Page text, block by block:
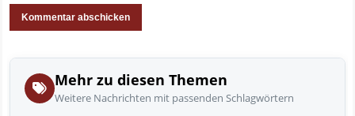
Mehr zu diesen Themen
Weitere Nachrichten mit passenden Schlagwörtern